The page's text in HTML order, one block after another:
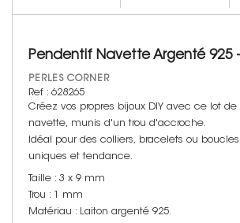
Pendentif Navette Argenté 925
PERLES CORNER
Ref : 628265
Créez vos propres bijoux DIY avec ce lot
navette, munis d'un trou d'accroche.
Idéal pour des colliers, bracelets ou
uniques et tendance.
Taille : 3 x 9 mm
Trou : 1 mm
Matériau : Laiton argenté 925.